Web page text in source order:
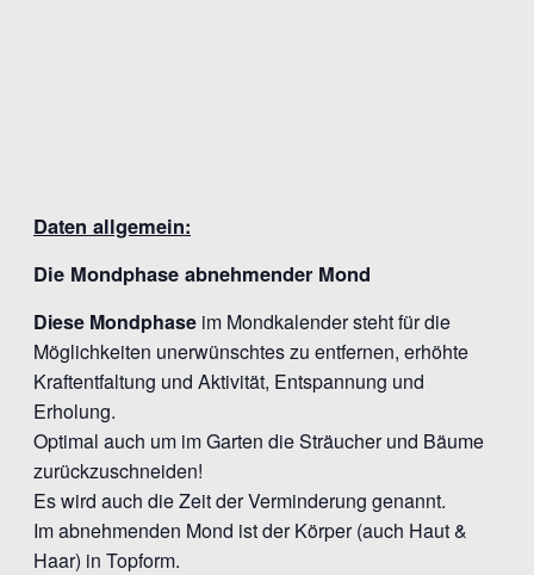
Daten allgemein:
Die Mondphase abnehmender Mond
Diese Mondphase im Mondkalender steht für die
Möglichkeiten unerwünschtes zu entfernen, erhöhte
Kraftentfaltung und Aktivität, Entspannung und
Erholung.
Optimal auch um im Garten die Sträucher und Bäume
zurückzuschneiden!
Es wird auch die Zeit der Verminderung genannt.
Im abnehmenden Mond ist der Körper (auch Haut &
Haar) in Topform.